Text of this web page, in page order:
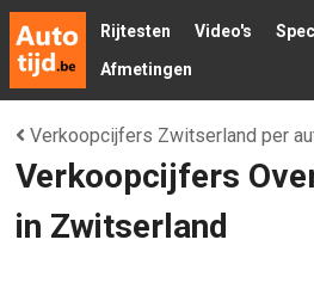
Rijtesten Video's
Afmetingen
Verkoopcijfers Zwitserland per
Verkoopcijfers
in Zwitserland